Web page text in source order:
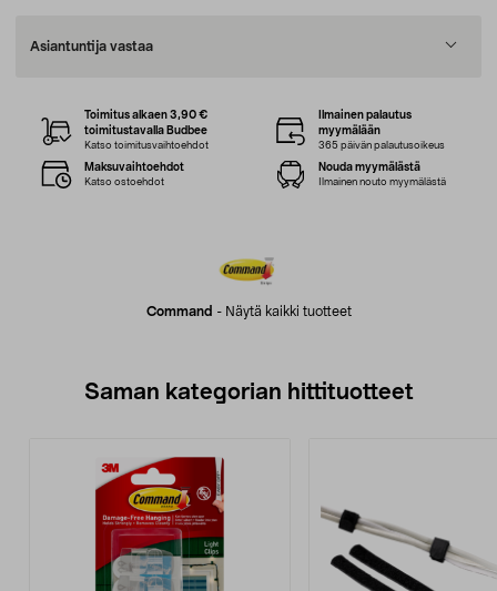
Asiantuntija vastaa
Command - Näytä kaikki tuotteet
Toimitus alkaen 3,90 €
toimitustavalla Budbee
Katso toimitusvaihtoehdot
Ilmainen palautus
myymälään
365 päivän palautusoikeus
Maksuvaihtoehdot
Katso ostoehdot
Nouda myymälästä
Ilmainen nouto myymälästä
Saman kategorian hittituotteet